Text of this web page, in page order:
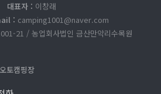
대표자 : 이창래
: camping1001@naver.com
21 / 농업회사법인 금산만악리수목원
토캠핑장